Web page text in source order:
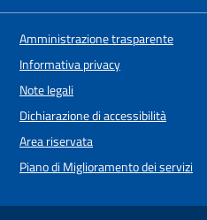
Amministrazione trasparente
Informativa privacy
Note legali
Dichiarazione di accessibilità
Area riservata
Piano di Miglioramento dei servizi